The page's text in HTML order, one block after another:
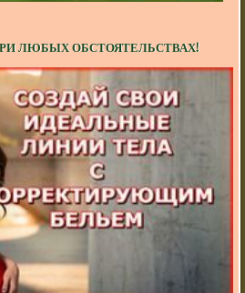
ЛЮБЫХ ОБСТОЯТЕЛЬСТВАХ!